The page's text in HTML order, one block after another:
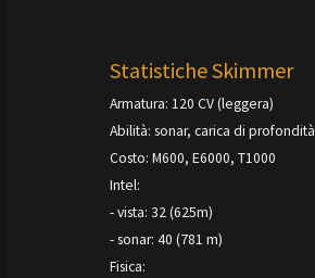
Statistiche Skimmer
Armatura: 120 CV (leggera)
Abilità: sonar, carica di profondità
Costo: M600, E6000, T1000
Intel:
- vista: 32 (625m)
- sonar: 40 (781 m)
Fisica: